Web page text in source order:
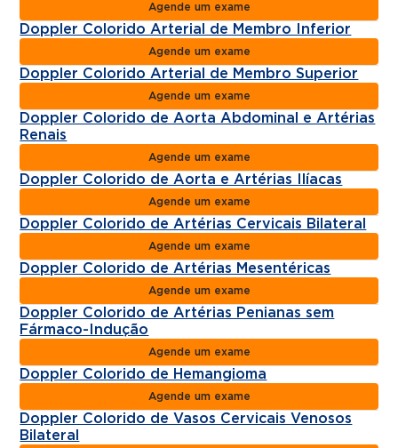
Agende um exame
Doppler Colorido Arterial de Membro Inferior
Agende um exame
Doppler Colorido Arterial de Membro Superior
Agende um exame
Doppler Colorido de Aorta Abdominal e Artérias
Renais
Agende um exame
Doppler Colorido de Aorta e Artérias Ilíacas
Agende um exame
Doppler Colorido de Artérias Cervicais Bilateral
Agende um exame
Doppler Colorido de Artérias Mesentéricas
Agende um exame
Doppler Colorido de Artérias Penianas sem
Fármaco-Indução
Agende um exame
Doppler Colorido de Hemangioma
Agende um exame
Doppler Colorido de Vasos Cervicais Venosos
Bilateral